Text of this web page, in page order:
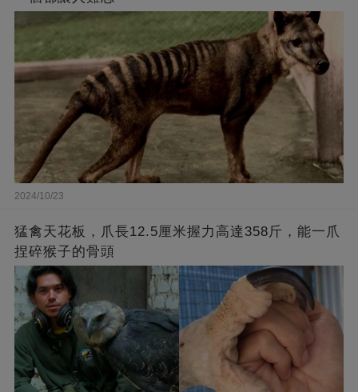
2024/10/23
猛禽天花板，爪長12.5厘米握力高達358斤，能一爪
捏碎猴子的骨頭